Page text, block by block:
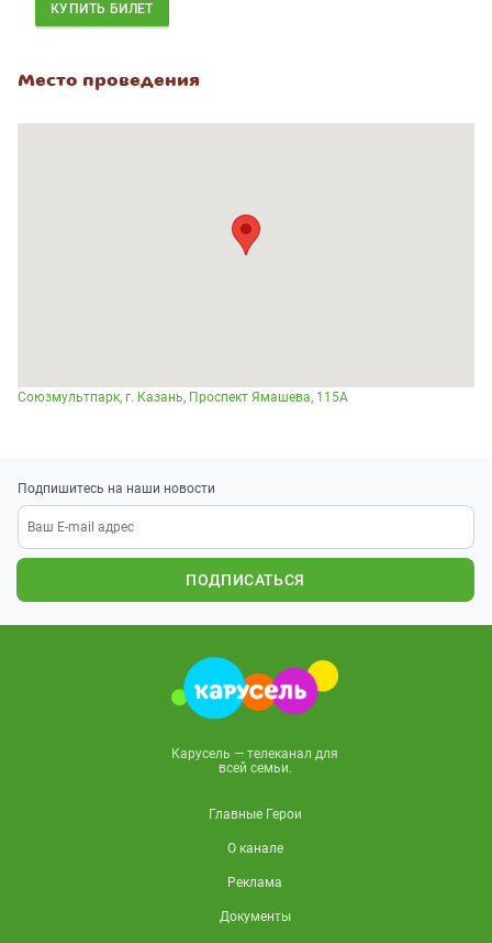
КУПИТЬ БИЛЕТ
Место проведения
Союзмультпарк, г. Казань, Проспект Ямашева, 115А
Подпишитесь на наши новости
ПОДПИСАТЬСЯ
Карусель — телеканал для
всей семьи.
Главные Герои
О канале
Реклама
Документы